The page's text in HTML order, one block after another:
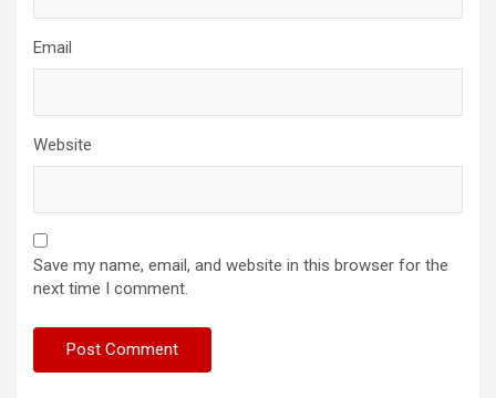
Email
Website
Save my name, email, and website in this browser for the
next time I comment.